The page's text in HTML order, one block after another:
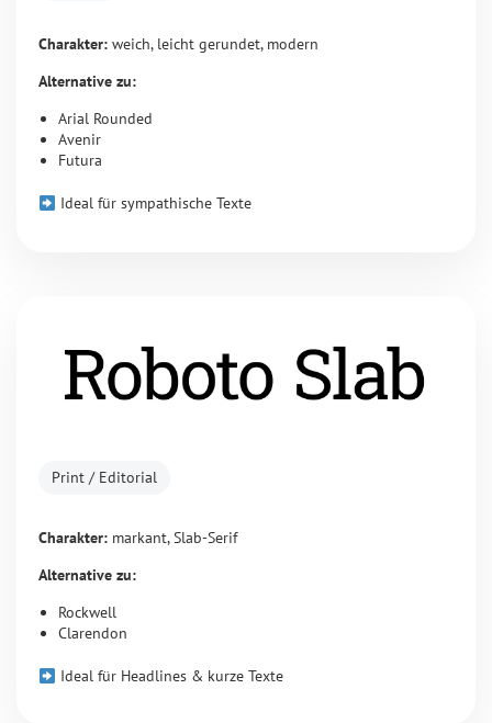
Charakter: weich, leicht gerundet, modern
Alternative zu:
Arial Rounded
Avenir
Futura
Ideal für sympathische Texte
Print / Editorial
Charakter: markant, Slab-Serif
Alternative zu:
Rockwell
Clarendon
Ideal für Headlines & kurze Texte